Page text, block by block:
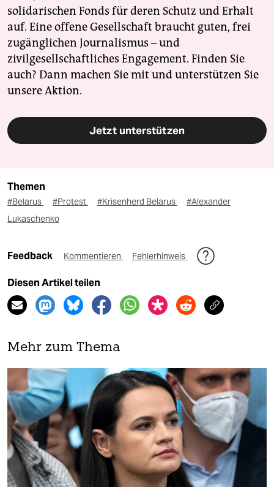
solidarischen Fonds für deren Schutz und Erhalt
auf. Eine offene Gesellschaft braucht guten, frei
zugänglichen Journalismus – und
zivilgesellschaftliches Engagement. Finden Sie
auch? Dann machen Sie mit und unterstützen Sie
unsere Aktion.
Jetzt unterstützen
Themen
#Belarus #Protest #Krisenherd Belarus
#Alexander
Lukaschenko
Feedback Kommentieren Fehlerhinweis
Diesen Artikel teilen
Mehr zum Thema